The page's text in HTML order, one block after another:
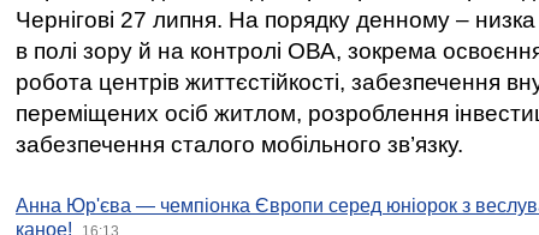
Чернігові 27 липня. На порядку денному –
в полі зору й на контролі ОВА, зокрема освоєння
робота центрів життєстійкості, забезпечення
переміщених осіб житлом, розроблення
забезпечення сталого мобільного зв’язку.
Анна Юр'єва — чемпіонка Європи серед юніорок з
каное!
16:13